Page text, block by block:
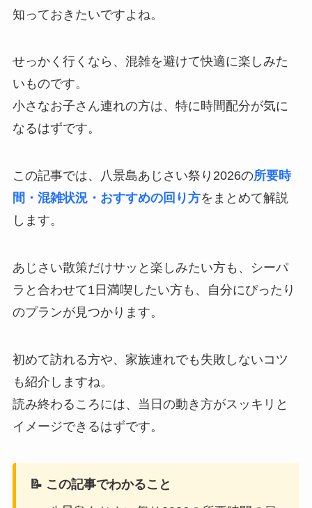
知っておきたいですよね。
せっかく行くなら、混雑を避けて快適に楽しみた
いものです。
小さなお子さん連れの方は、特に時間配分が気に
なるはずです。
この記事では、八景島あじさい祭り2026の所要時
間・混雑状況・おすすめの回り方をまとめて解説
します。
あじさい散策だけサッと楽しみたい方も、シーパ
ラと合わせて1日満喫したい方も、自分にぴったり
のプランが見つかります。
初めて訪れる方や、家族連れでも失敗しないコツ
も紹介しますね。
読み終わるころには、当日の動き方がスッキリと
イメージできるはずです。
📝 この記事でわかること